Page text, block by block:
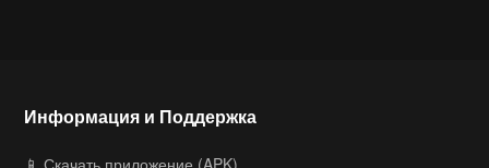
Информация и Поддержка
📱 Скачать приложение (APK)